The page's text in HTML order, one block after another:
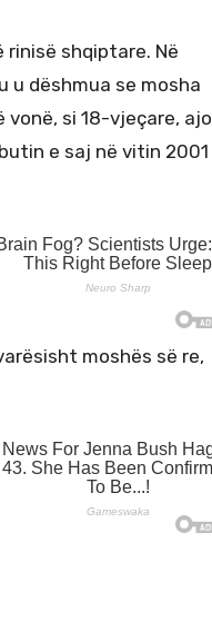
rinisë shqiptare. Në
u dëshmua se mosha
si 18-vjeçare, ajo
e saj në vitin 2001
moshës së re,